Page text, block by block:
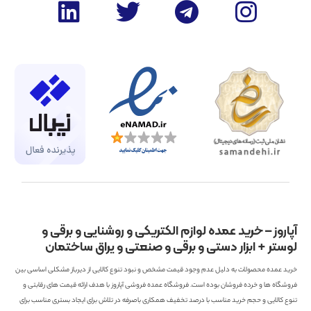
آپاروز – خرید عمده لوازم الکتریکی و روشنایی و برقی و
لوستر + ابزار دستی و برقی و صنعتی و یراق ساختمان
خرید عمده محصولات به دلیل عدم وجود قیمت مشخص و نبود تنوع کالایی از دیرباز مشکلی اساسی بین
فروشگاه ها و خرده فروشان بوده است. فروشگاه عمده فروشی آپاروز با هدف ارائه قیمت های رقابتی و
تنوع کالایی و حجم خرید مناسب با درصد تخفیف همکاری باصرفه در تلاش برای ایجاد بستری مناسب برای